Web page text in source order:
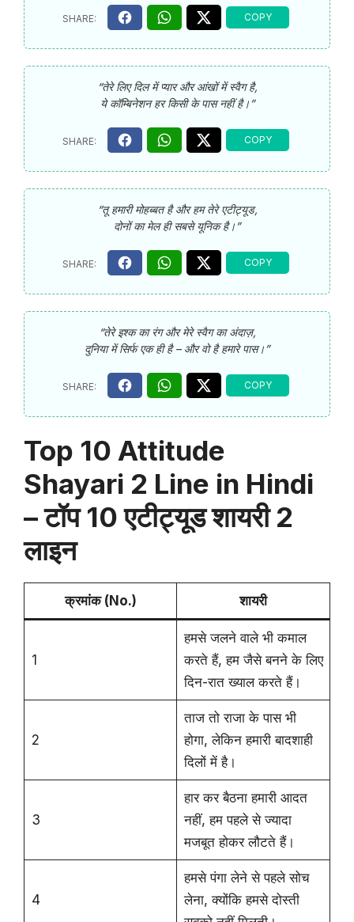
“तेरे लिए दिल में प्यार और आंखों में स्वैग है,
ये कॉम्बिनेशन हर किसी के पास नहीं है।”
“तू हमारी मोहब्बत है और हम तेरे एटीट्यूड,
दोनों का मेल ही सबसे यूनिक है।”
“तेरे इश्क का रंग और मेरे स्वैग का अंदाज़,
दुनिया में सिर्फ एक ही है – और वो है हमारे पास।”
Top 10 Attitude
Shayari 2 Line in Hindi
– टॉप 10 एटीट्यूड शायरी 2
लाइन
क्रमांक (No.) शायरी
1
हमसे जलने वाले भी कमाल
करते हैं, हम जैसे बनने के लिए
दिन-रात ख्याल करते हैं।
2
ताज तो राजा के पास भी
होगा, लेकिन हमारी बादशाही
दिलों में है।
3
हार कर बैठना हमारी आदत
नहीं, हम पहले से ज्यादा
मजबूत होकर लौटते हैं।
4
हमसे पंगा लेने से पहले सोच
लेना, क्योंकि हमसे दोस्ती